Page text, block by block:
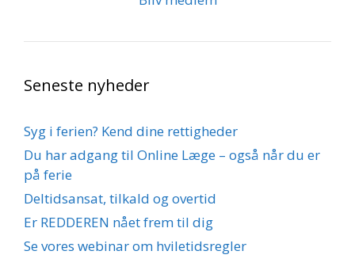
Seneste nyheder
Syg i ferien? Kend dine rettigheder
Du har adgang til Online Læge – også når du er
på ferie
Deltidsansat, tilkald og overtid
Er REDDEREN nået frem til dig
Se vores webinar om hviletidsregler